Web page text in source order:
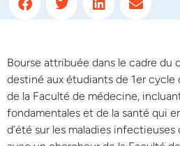
Bourse attribuée dans le cadre du
destiné aux étudiants de 1er
de la Faculté de médecine,
fondamentales et de la santé qui
d’été sur les maladies infectieuses